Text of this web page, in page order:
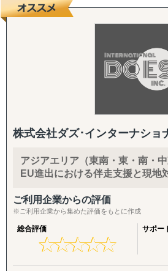
株式会社ダズ･インターナショ
アジアエリア（東南・東・南・
EU進出における伴走支援と現地
ご利用企業からの評価
※ご利用企業から集めた評価をもとに作成
総合評価
★★★★★
★★★★★
サポー